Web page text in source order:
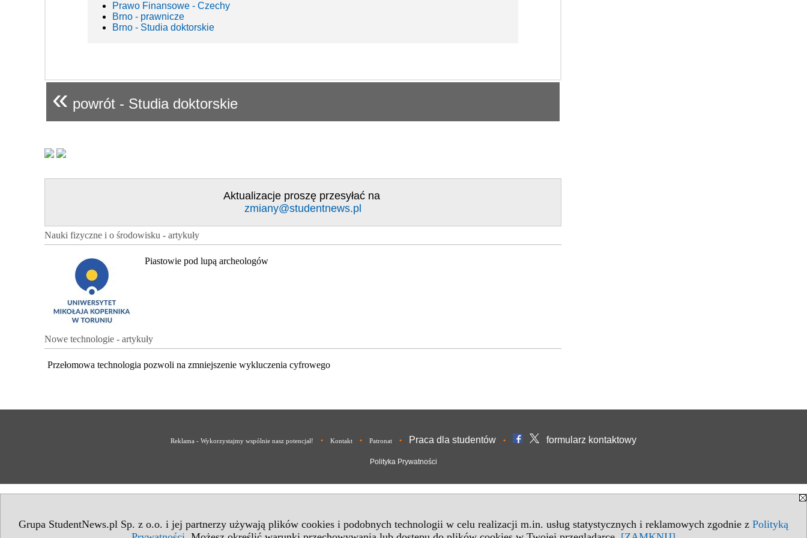
Grupa StudentNews.pl Sp. z o.o. i jej partnerzy używają plików cookies i podobnych technologii w celu realizacji m.in. usług statystycznych i reklamowych zgodnie z Polityką
Prawo Finansowe - Czechy
Brno - prawnicze
Brno - Studia doktorskie
« powrót - Studia doktorskie
Aktualizacje proszę przesyłać na
zmiany@studentnews.pl
Nauki fizyczne i o środowisku - artykuły
Piastowie pod lupą archeologów
Nowe technologie - artykuły
Przełomowa technologia pozwoli na zmniejszenie wykluczenia cyfrowego
Reklama - Wykorzystajmy wspólnie nasz potencjał! • Kontakt • Patronat • Praca dla studentów • formularz kontaktowy
Polityka Prywatności